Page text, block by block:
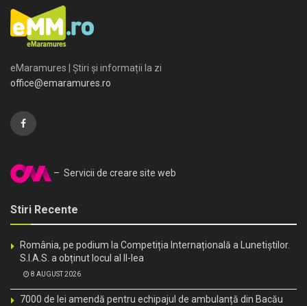
eMaramures | Știri și informații la zi
office@emaramures.ro
– Servicii de creare site web
Stiri Recente
România, pe podium la Competiția Internațională a Lunetiștilor.
S.I.A.S. a obținut locul al II-lea
8 AUGUST 2026
7000 de lei amendă pentru echipajul de ambulanță din Bacău